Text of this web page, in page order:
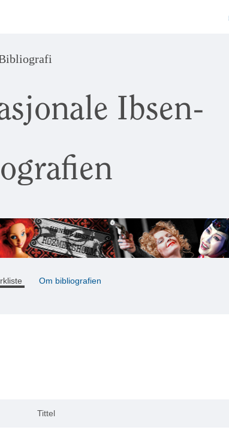
Ibsen-
Om bibliografien
Tittel